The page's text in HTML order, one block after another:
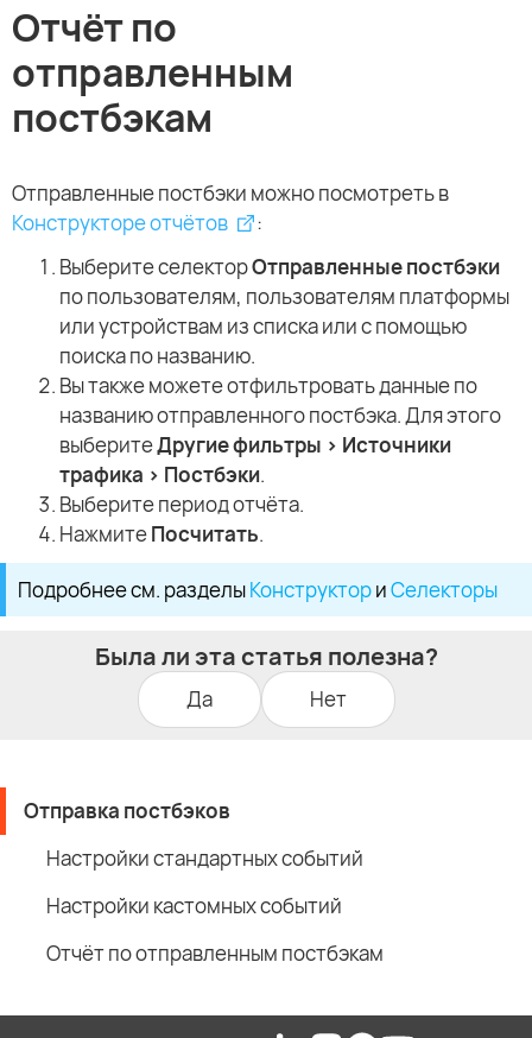
Отчёт по
отправленным
постбэкам
Отправленные постбэки можно посмотреть в
Конструкторе отчётов
:
Выберите селекторОтправленные постбэки
по пользователям, пользователям платформы
или устройствам из списка или с помощью
поиска по названию.
Вы также можете отфильтровать данные по
названию отправленного постбэка. Для этого
выберитеДругие фильтры > Источники
трафика > Постбэки.
Выберите период отчёта.
НажмитеПосчитать.
Подробнее см. разделыКонструкториСелекторы
Была ли эта статья полезна?
Да Нет
Отправка постбэков
Настройки стандартных событий
Настройки кастомных событий
Отчёт по отправленным постбэкам